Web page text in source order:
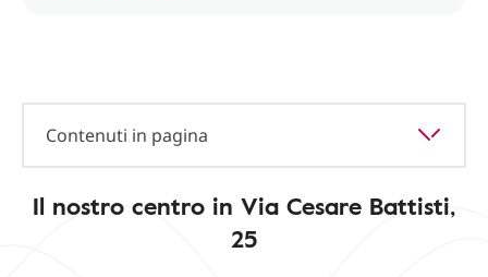
Contenuti in pagina
Il nostro centro in Via Cesare Battisti,
25